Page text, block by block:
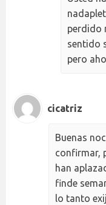
perdido
sentido
pero
cicatriz
Buenas
confirmar,
han
finde
lo tanto